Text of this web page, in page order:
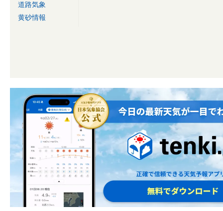
道路気象
黄砂情報